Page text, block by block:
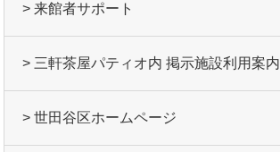
> 来館者サポート
> 三軒茶屋パティオ内 掲示施設利用案内
> 世田谷区ホームページ